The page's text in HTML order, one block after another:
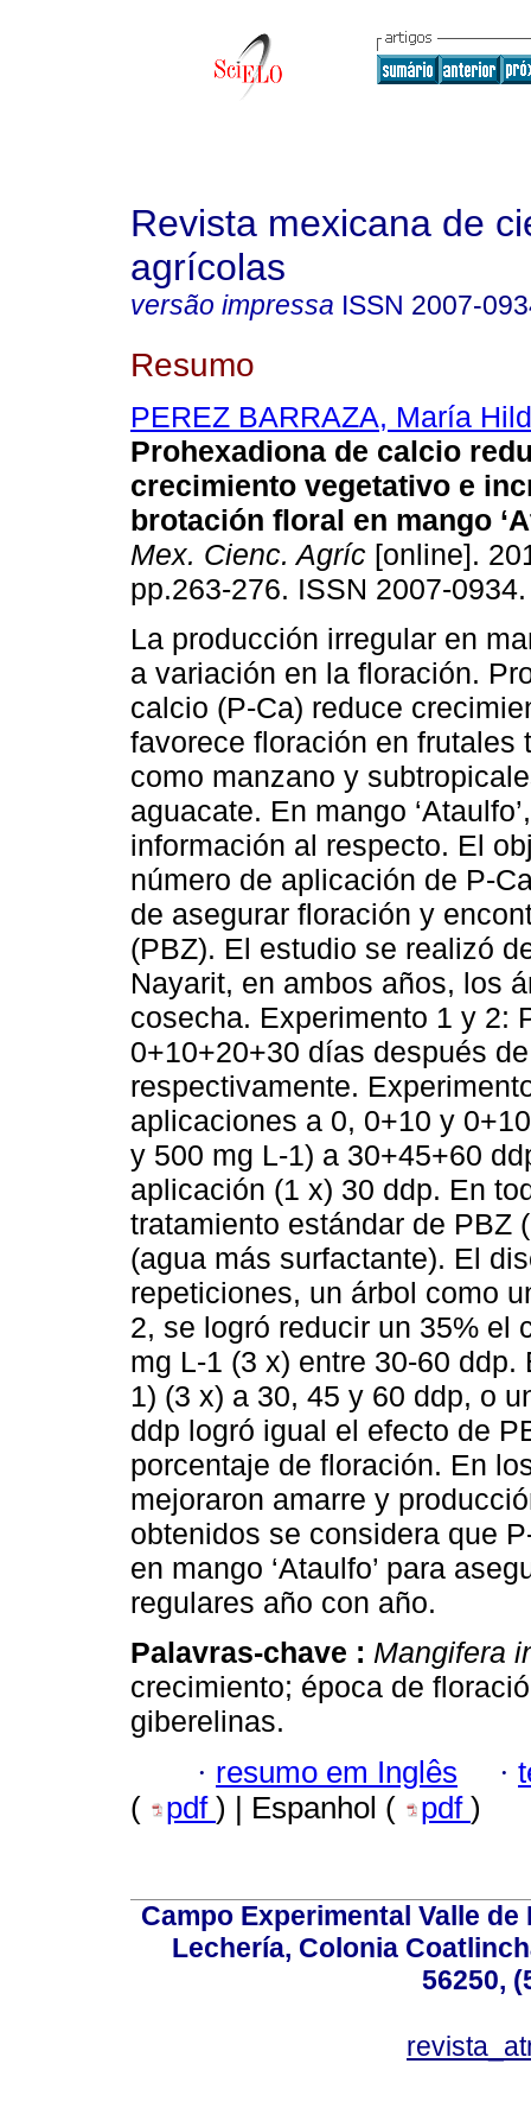
Revista mexicana de
agrícolas
versão impressa ISSN 2007-
Resumo
PEREZ BARRAZA, María
Prohexadiona de calcio
crecimiento vegetativo e
brotación floral en mango
Mex. Cienc. Agríc [online].
pp.263-276. ISSN 2007-0934.
La producción irregular en
a variación en la floración.
calcio (P-Ca) reduce
favorece floración en frutales
como manzano y
aguacate. En mango
información al respecto. El
número de aplicación de P-
de asegurar floración y
(PBZ). El estudio se realizó
Nayarit, en ambos años, los
cosecha. Experimento 1 y 2:
0+10+20+30 días después
respectivamente.
aplicaciones a 0, 0+10 y
y 500 mg L-1) a 30+45+60
aplicación (1 x) 30 ddp. En
tratamiento estándar de PBZ
(agua más surfactante). El
repeticiones, un árbol como
2, se logró reducir un 35% el
mg L-1 (3 x) entre 30-60
1) (3 x) a 30, 45 y 60 ddp, o
ddp logró igual el efecto de
porcentaje de floración. En
mejoraron amarre y
obtenidos se considera que
en mango ‘Ataulfo’ para
regulares año con año.
Palavras-chave : Mangifera
crecimiento; época de
giberelinas.
· resumo em Inglês ·
(
pdf ) | Espanhol ( pdf )
Campo Experimental Valle
Lechería, Colonia
56250,